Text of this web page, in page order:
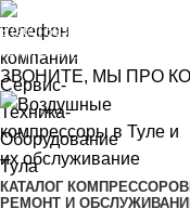
8 (960) 593-1219
compressor@toolsmachines.ru
ЗВОНИТЕ, МЫ ПРО
КАТАЛОГ КОМПРЕССОРОВ
РЕМОНТ И